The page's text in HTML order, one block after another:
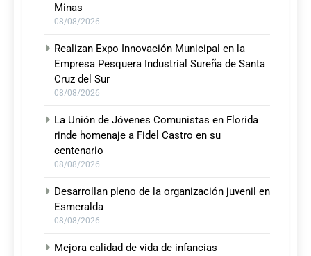
Minas
08/08/2026
Realizan Expo Innovación Municipal en la
Empresa Pesquera Industrial Sureña de Santa
Cruz del Sur
08/08/2026
La Unión de Jóvenes Comunistas en Florida
rinde homenaje a Fidel Castro en su
centenario
08/08/2026
Desarrollan pleno de la organización juvenil en
Esmeralda
08/08/2026
Mejora calidad de vida de infancias